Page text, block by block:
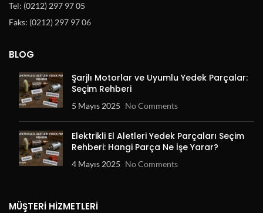
Tel: (0212) 297 97 05
Faks: (0212) 297 97 06
BLOG
Şarjlı Motorlar ve Uyumlu Yedek Parçalar:
Seçim Rehberi
5 Mayıs 2025 No Comments
Elektrikli El Aletleri Yedek Parçaları Seçim
Rehberi: Hangi Parça Ne İşe Yarar?
4 Mayıs 2025 No Comments
MÜŞTERI HIZMETLERI